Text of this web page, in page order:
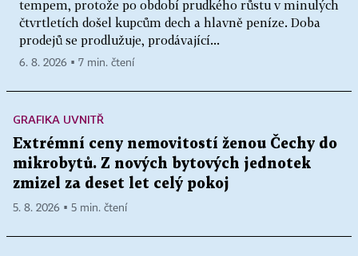
tempem, protože po období prudkého růstu v minulých
čtvrtletích došel kupcům dech a hlavně peníze. Doba
prodejů se prodlužuje, prodávající...
6. 8. 2026 ▪ 7 min. čtení
GRAFIKA UVNITŘ
Extrémní ceny nemovitostí ženou Čechy do
mikrobytů. Z nových bytových jednotek
zmizel za deset let celý pokoj
5. 8. 2026 ▪ 5 min. čtení